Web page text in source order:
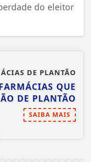
do eleitor
DE PLANTÃO
QUE
DE PLANTÃO
SAIBA MAIS